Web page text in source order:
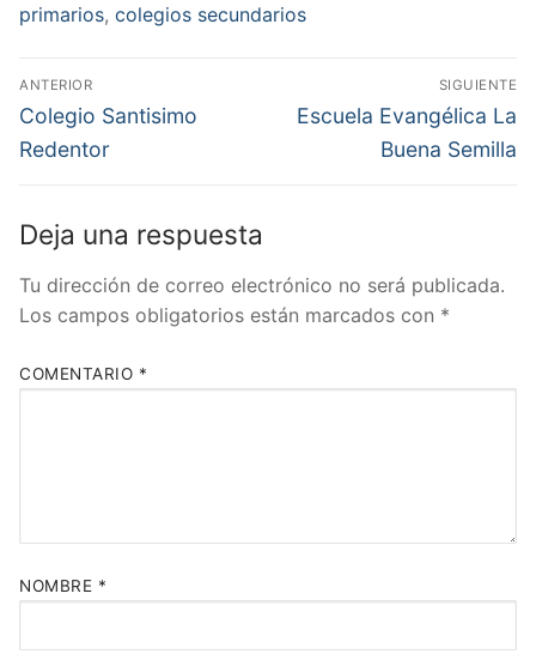
primarios, colegios secundarios
Navegación
de
entradas
ANTERIOR
Entrada
anterior:
Colegio Santisimo
Redentor
SIGUIENTE
Entrada
Escuela Evangélica La
Buena Semilla
Deja una respuesta
Tu dirección de correo electrónico no será publicada.
Los campos obligatorios están marcados con *
COMENTARIO *
NOMBRE *